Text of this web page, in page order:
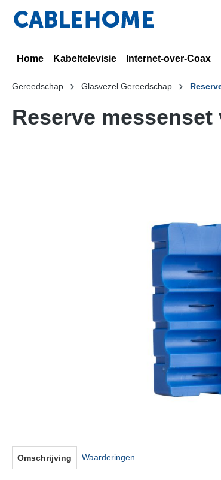
Home Kabeltelevisie Internet-over-Coax
Gereedschap Glasvezel Gereedschap
Reserve messenset
Omschrijving Waarderingen